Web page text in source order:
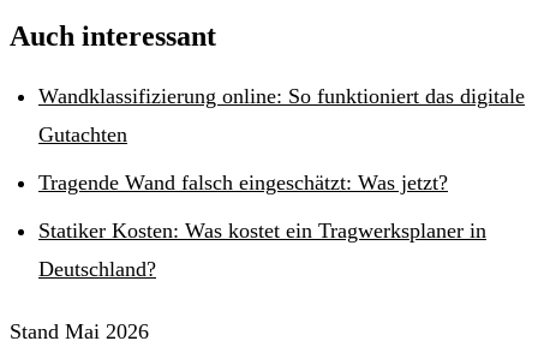
Auch interessant
Wandklassifizierung online: So funktioniert das digitale
Gutachten
Tragende Wand falsch eingeschätzt: Was jetzt?
Statiker Kosten: Was kostet ein Tragwerksplaner in
Deutschland?
Stand Mai 2026